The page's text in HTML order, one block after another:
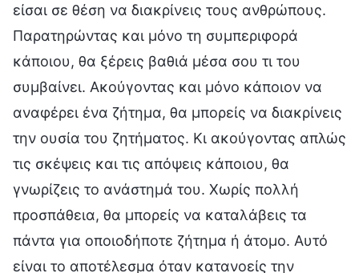
είσαι σε θέση να διακρίνεις τους ανθρώπους.
Παρατηρώντας και μόνο τη συμπεριφορά
κάποιου, θα ξέρεις βαθιά μέσα σου τι του
συμβαίνει. Ακούγοντας και μόνο κάποιον να
αναφέρει ένα ζήτημα, θα μπορείς να διακρίνεις
την ουσία του ζητήματος. Κι ακούγοντας απλώς
τις σκέψεις και τις απόψεις κάποιου, θα
γνωρίζεις το ανάστημά του. Χωρίς πολλή
προσπάθεια, θα μπορείς να καταλάβεις τα
πάντα για οποιοδήποτε ζήτημα ή άτομο. Αυτό
είναι το αποτέλεσμα όταν κατανοείς την